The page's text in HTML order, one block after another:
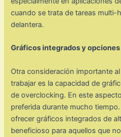
cuando se trata de tareas multi-
delantera.
Gráficos integrados y
Otra consideración importante
trabajar es la capacidad de
de overclocking. En este
preferida durante mucho
ofrecer gráficos integrados de
beneficioso para aquellos que